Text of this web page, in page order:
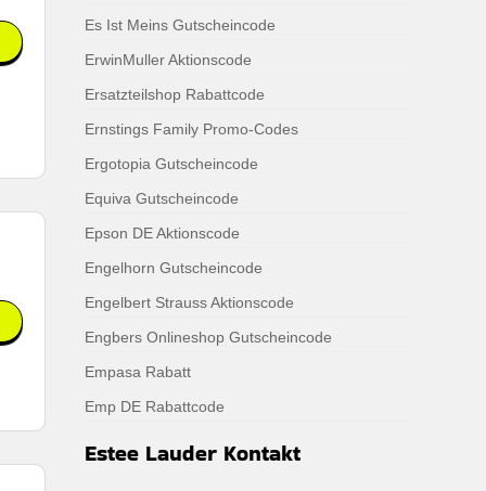
Es Ist Meins Gutscheincode
ErwinMuller Aktionscode
Ersatzteilshop Rabattcode
Ernstings Family Promo-Codes
Ergotopia Gutscheincode
Equiva Gutscheincode
Epson DE Aktionscode
Engelhorn Gutscheincode
Engelbert Strauss Aktionscode
Engbers Onlineshop Gutscheincode
Empasa Rabatt
Emp DE Rabattcode
Estee Lauder Kontakt